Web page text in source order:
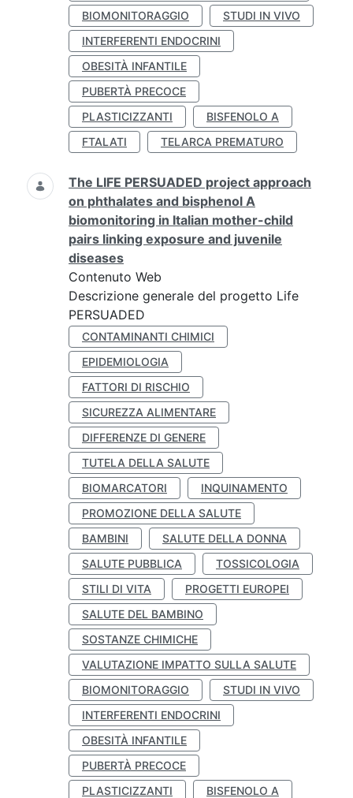
BIOMONITORAGGIO
STUDI IN VIVO
INTERFERENTI ENDOCRINI
OBESITÀ INFANTILE
PUBERTÀ PRECOCE
PLASTICIZZANTI
BISFENOLO A
FTALATI
TELARCA PREMATURO
The LIFE PERSUADED project approach
on phthalates and bisphenol A
biomonitoring in Italian mother-child
pairs linking exposure and juvenile
diseases
Contenuto Web
Descrizione generale del progetto Life
PERSUADED
CONTAMINANTI CHIMICI
EPIDEMIOLOGIA
FATTORI DI RISCHIO
SICUREZZA ALIMENTARE
DIFFERENZE DI GENERE
TUTELA DELLA SALUTE
BIOMARCATORI
INQUINAMENTO
PROMOZIONE DELLA SALUTE
BAMBINI
SALUTE DELLA DONNA
SALUTE PUBBLICA
TOSSICOLOGIA
STILI DI VITA
PROGETTI EUROPEI
SALUTE DEL BAMBINO
SOSTANZE CHIMICHE
VALUTAZIONE IMPATTO SULLA SALUTE
BIOMONITORAGGIO
STUDI IN VIVO
INTERFERENTI ENDOCRINI
OBESITÀ INFANTILE
PUBERTÀ PRECOCE
PLASTICIZZANTI
BISFENOLO A